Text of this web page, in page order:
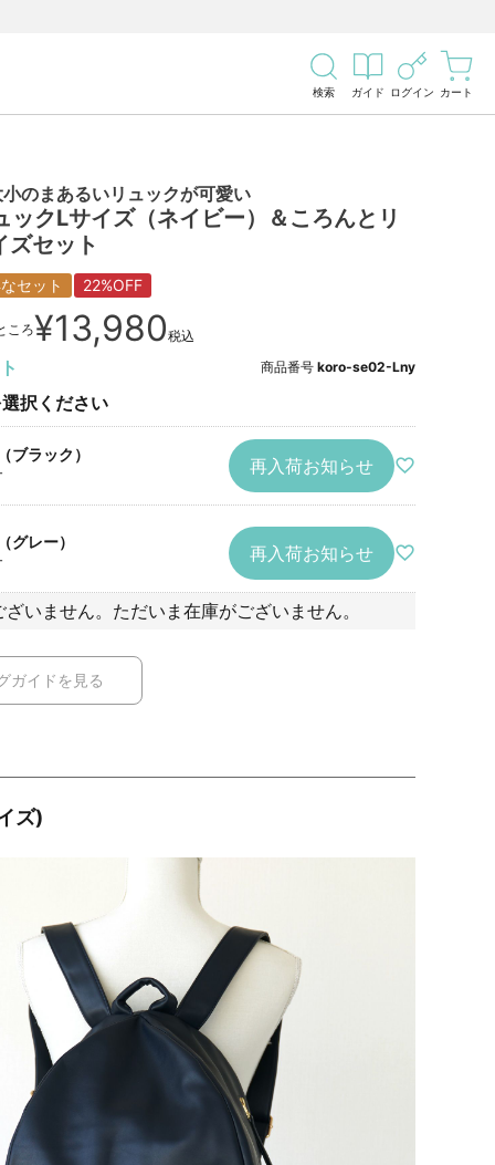
検索 ガイド ログイン カート
のまあるいリュックが可愛い
ックLサイズ（ネイビー）＆ころんとリ
ズセット
セット 22%OFF
ころ¥13,980税込
商品番号 koro-se02-Lny
択ください
ブラック） 再入荷お知らせ
グレー） 再入荷お知らせ
いません。ただいま在庫がございません。
ガイドを見る
ズ)